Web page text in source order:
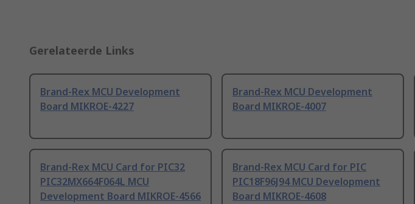
Gerelateerde Links
Brand-Rex MCU Development
Board MIKROE-4227
Brand-Rex MCU Development
Board MIKROE-4007
Brand-Rex MCU Card for PIC32
PIC32MX664F064L MCU
Development Board MIKROE-4566
Brand-Rex MCU Card for PIC
PIC18F96J94 MCU Development
Board MIKROE-4608